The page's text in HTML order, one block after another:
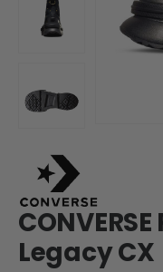
Legacy CX